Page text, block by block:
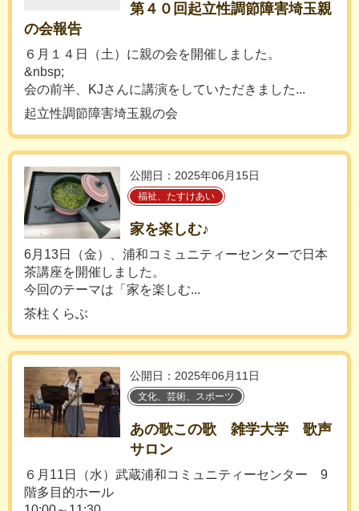
第４０回起立性調節障害埼玉親
の会報告
６月１４日（土）に親の会を開催しました。
&nbsp;
会の前半、KJさんに講演をしていただきました...
起立性調節障害埼玉親の会
公開日：2025年06月15日
福祉、たすけあい
家を楽しむ♪
6月13日（金）、浦和コミュニティーセンターで日本
茶講座を開催しました。
今回のテーマは「家を楽しむ...
茶柱くらぶ
公開日：2025年06月11日
文化、芸術、スポーツ
あの歌この歌 雑学大学 歌声
サロン
６月11日（水）武蔵浦和コミュニティーセンター 9
階多目的ホール